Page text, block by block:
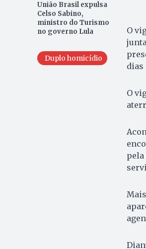
União Brasil expulsa
Celso Sabino,
ministro do Turismo
no governo Lula
Duplo homicídio
O
dias
O